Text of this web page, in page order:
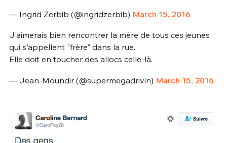
— Ingrid Zerbib (@ingridzerbib) March 15, 2016
J'aimerais bien rencontrer la mère de tous ces jeunes
qui s'appellent "frère" dans la rue.
Elle doit en toucher des allocs celle-là.
— Jean-Moundir (@supermegadrivin) March 15, 2016